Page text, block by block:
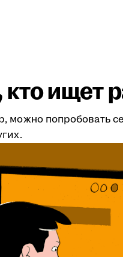
ищет
попробовать